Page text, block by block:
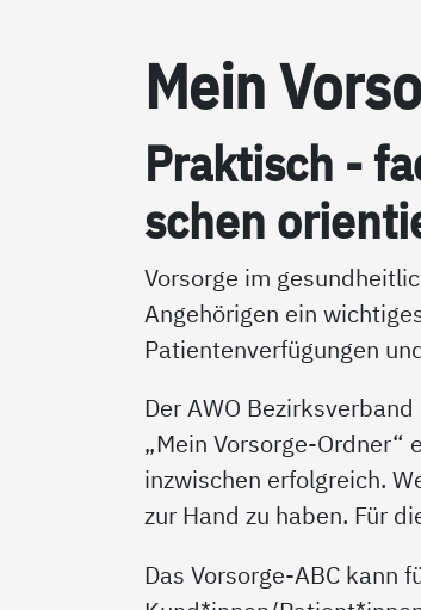
Mein
Prak­tisch -
schen
Vorsorge im
Angehörigen ein
Patientenverfügungen
Der AWO
„Mein Vorsorge-Ordner“
inzwischen erfolgreich.
zur Hand zu haben. Für
Das Vorsorge-ABC kann